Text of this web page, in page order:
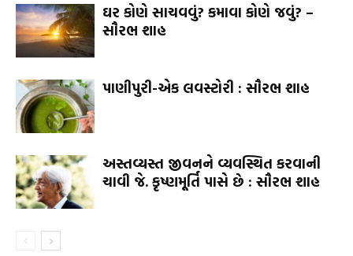
ઘર કોણે સાચવવું? કમાવા કોણે જવું? –
સૌરભ શાહ
પાણીપુરી-એક લવસ્ટોરી : સૌરભ શાહ
અસ્તવ્યસ્ત જીવનને વ્યવસ્થિત કરવાની
ચાવી જે. કૃષ્ણમૂર્તિ પાસે છે : સૌરભ શાહ